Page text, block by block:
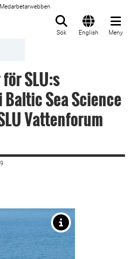
Medarbetarwebben
Sök English Meny
SLU:s
Sea Science
Vattenforum